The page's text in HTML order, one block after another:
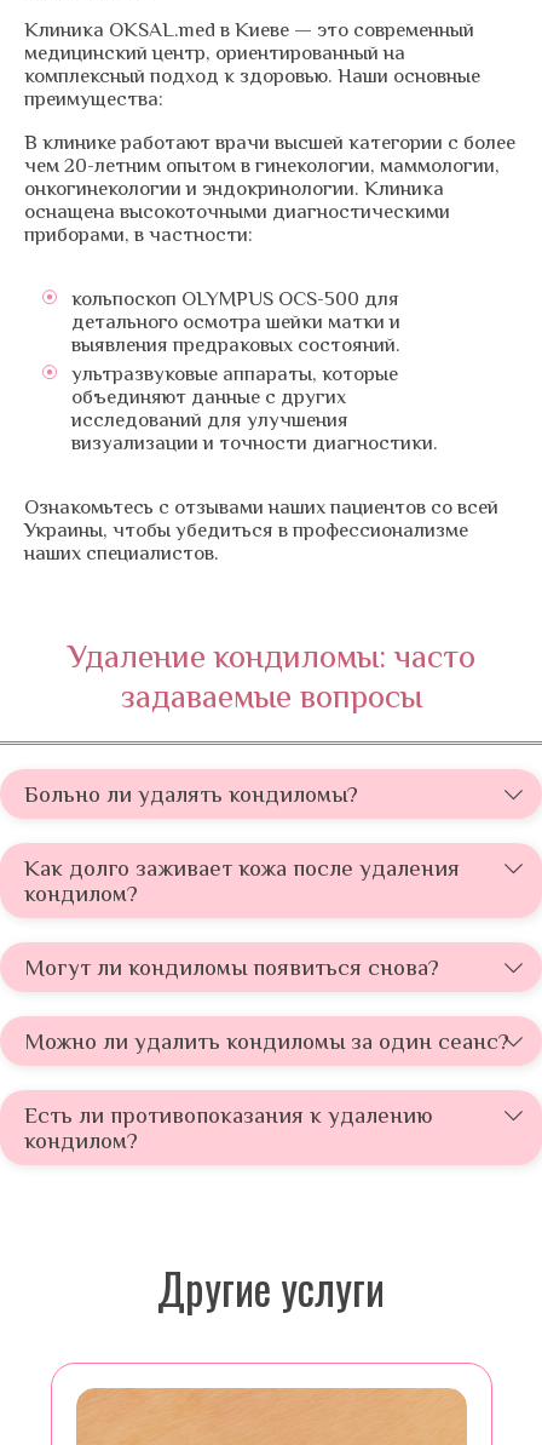
Клиника OKSAL.med в Киеве — это современный
медицинский центр, ориентированный на
комплексный подход к здоровью. Наши основные
преимущества:
В клинике работают врачи высшей категории с более
чем 20-летним опытом в гинекологии, маммологии,
онкогинекологии и эндокринологии. Клиника
оснащена высокоточными диагностическими
приборами, в частности:
кольпоскоп OLYMPUS OCS-500 для
детального осмотра шейки матки и
выявления предраковых состояний.
ультразвуковые аппараты, которые
объединяют данные с других
исследований для улучшения
визуализации и точности диагностики.
Ознакомьтесь с отзывами наших пациентов со всей
Украины, чтобы убедиться в профессионализме
наших специалистов.
Удаление кондиломы: часто
задаваемые вопросы
Больно ли удалять кондиломы?
Как долго заживает кожа после удаления
кондилом?
Могут ли кондиломы появиться снова?
Можно ли удалить кондиломы за один сеанс?
Есть ли противопоказания к удалению
кондилом?
Другие услуги